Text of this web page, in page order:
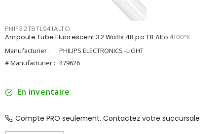
PHIF32T8TL941ALTO
Ampoule Tube Fluorescent 32 Watts 48 po T8 Alto 4100°K
Manufacturier :
PHILIPS ELECTRONICS -LIGHT
# Manufacturier : 479626
En inventaire
Compte PRO seulement. Contactez votre succursale